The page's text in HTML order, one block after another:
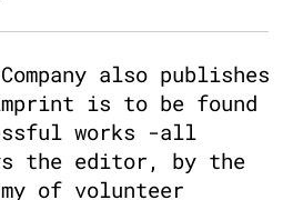
also publishes
is to be found
works -all
the editor, by the
of volunteer